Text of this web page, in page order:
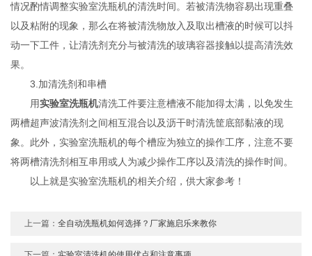
情况酌情调整实验室洗瓶机的清洗时间。若被清洗物容易出现重叠
以及粘附的现象，那么在将被清洗物放入及取出槽液的时候可以抖
动一下工件，让清洗剂充分与被清洗的玻璃容器接触以提高清洗效
果。
3.加清洗剂和串槽
用实验室洗瓶机清洗工件要注意槽液不能加得太满，以免发生
两槽超声波清洗剂之间相互混合以及沥干时清洗筐底部黏液的现
象。此外，实验室洗瓶机的每个槽应为独立的操作工序，注意不要
将两槽清洗剂相互串用或人为减少操作工序以及清洗的操作时间。
以上就是实验室洗瓶机的相关介绍，供大家参考！
上一篇：全自动洗瓶机如何选择？厂家施启乐来教你